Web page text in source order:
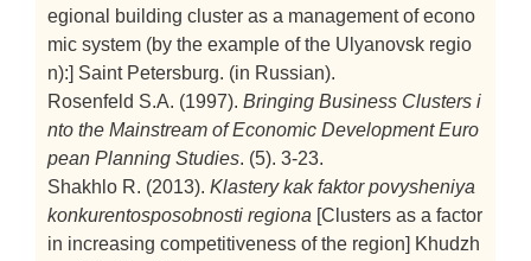
egional building cluster as a management of econo
mic system (by the example of the Ulyanovsk regio
n):] Saint Petersburg. (in Russian).
Rosenfeld S.A. (1997). Bringing Business Clusters i
nto the Mainstream of Economic Development Euro
pean Planning Studies. (5). 3-23.
Shakhlo R. (2013). Klastery kak faktor povysheniya
konkurentosposobnosti regiona [Clusters as a factor
in increasing competitiveness of the region] Khudzh